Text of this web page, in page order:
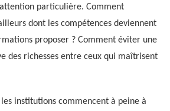
particulière. Comment
dont les compétences deviennent
proposer ? Comment éviter une
des richesses entre ceux qui maîtrisent
institutions commencent à peine à